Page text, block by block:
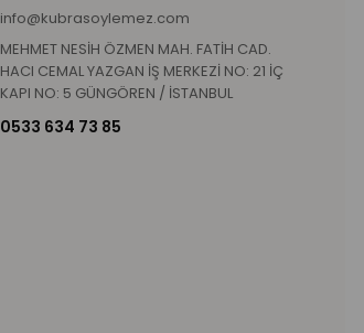
info@kubrasoylemez.com
MEHMET NESİH ÖZMEN MAH. FATİH CAD.
HACI CEMAL YAZGAN İŞ MERKEZİ NO: 21 İÇ
KAPI NO: 5 GÜNGÖREN / İSTANBUL
0533 634 73 85